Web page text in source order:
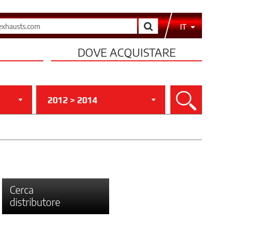
Cerca IT
DOVE ACQUISTARE
2012 > 2014 Cerca
Cerca
distributore